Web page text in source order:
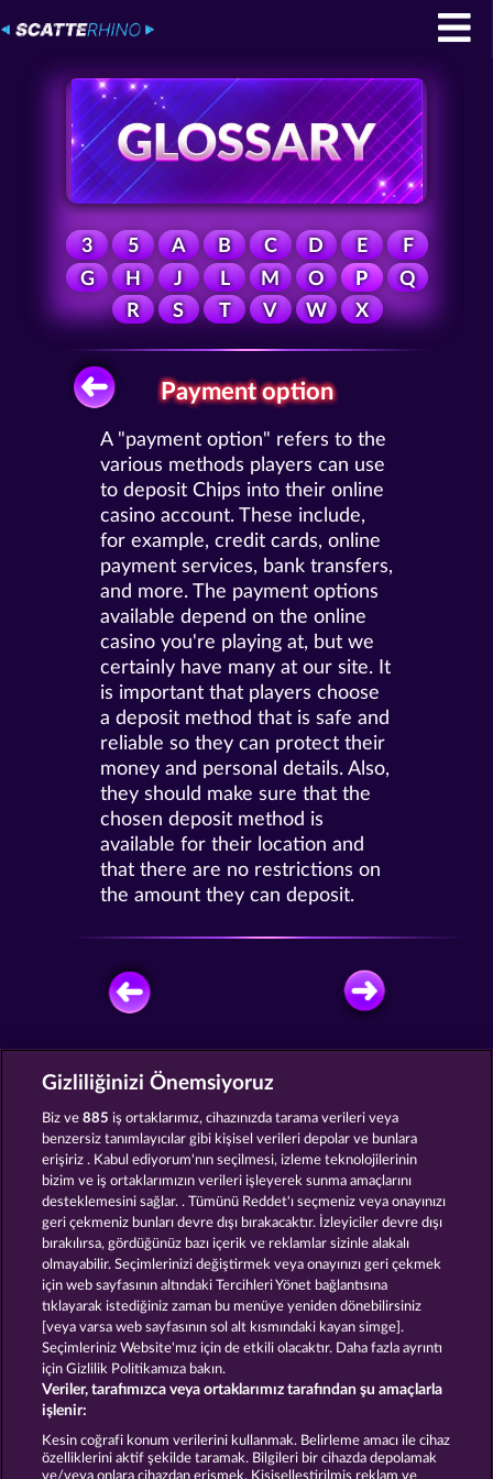
3 5 A B C D E
F
G
H J L M O P
Q
R
S T V W X
Payment option
A "payment option" refers to the
various methods players can use
to deposit Chips into their online
casino account. These include,
for example, credit cards, online
payment services, bank transfers,
and more. The payment options
available depend on the online
casino you're playing at, but we
certainly have many at our site. It
is important that players choose
a deposit method that is safe and
reliable so they can protect their
money and personal details. Also,
they should make sure that the
chosen deposit method is
available for their location and
that there are no restrictions on
the amount they can deposit.
ÜCRETSIZ OYNA
EGGSTRA Wilds The Three Musketeers
The Warlocks Book The black Book of Pirates
Hüküm ve Koşullar Gizlilik Beyanı Künye
Gizliliğinizi Önemsiyoruz
Biz ve885 iş ortaklarımız, cihazınızda tarama verileri veya
benzersiz tanımlayıcılar gibi kişisel verileri depolar ve bunlara
erişiriz . Kabul ediyorum'nın seçilmesi, izleme teknolojilerinin
bizim ve iş ortaklarımızın verileri işleyerek sunma amaçlarını
desteklemesini sağlar. . Tümünü Reddet'ı seçmeniz veya onayınızı
geri çekmeniz bunları devre dışı bırakacaktır. İzleyiciler devre dışı
bırakılırsa, gördüğünüz bazı içerik ve reklamlar sizinle alakalı
olmayabilir. Seçimlerinizi değiştirmek veya onayınızı geri çekmek
için web sayfasının altındaki Tercihleri Yönet bağlantısına
tıklayarak istediğiniz zaman bu menüye yeniden dönebilirsiniz
[veya varsa web sayfasının sol alt kısmındaki kayan simge].
Seçimleriniz Website'mız için de etkili olacaktır. Daha fazla ayrıntı
için Gizlilik Politikamıza bakın.
Veriler, tarafımızca veya ortaklarımız tarafından şu amaçlarla
işlenir:
Kesin coğrafi konum verilerini kullanmak. Belirleme amacı ile cihaz
özelliklerini aktif şekilde taramak. Bilgileri bir cihazda depolamak